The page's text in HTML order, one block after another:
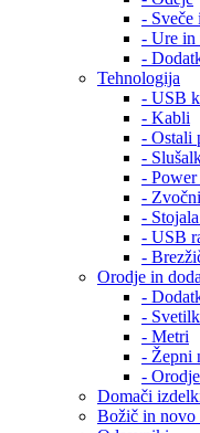
- Sveče
- Ure in
-
Tehnologija
- USB
- Kabli
- Ostali
-
- Power
-
-
- USB
-
Orodje in
-
-
- Metri
- Žepni
- Orodje
Domači
Božič in novo